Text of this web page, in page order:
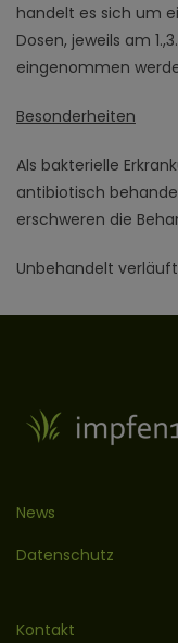
handelt es sich um
Dosen, jeweils am
eingenommen
Besonderheiten
Als bakterielle
antibiotisch
erschweren die
Unbehandelt
News
Datenschutz
Kontakt